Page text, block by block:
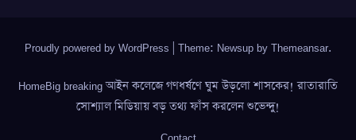
Proudly powered by WordPress Theme: Newsup by Themeansar.
HomeBig breaking আইন কলেজে গণধর্ষণে ঘুম উড়লো শাসকের! রাতারাতি
সোশ্যাল মিডিয়ায় বড় তথ্য ফাঁস করলেন শুভেন্দু!